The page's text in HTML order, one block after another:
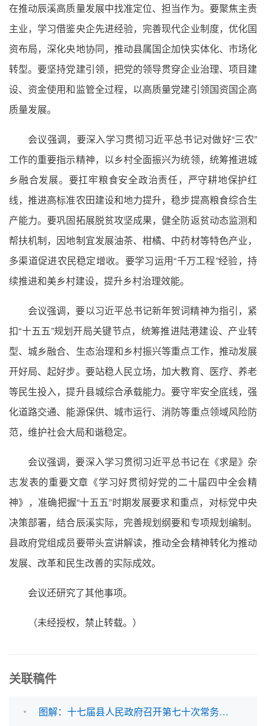
在推动辰溪高质量发展中找准定位、担当作为。要聚焦主责
主业，学习借鉴央企先进经验，完善现代企业制度，优化国
资布局，深化央地协同，推动县属国企加快实体化、市场化
转型。要坚持党建引领，把党的领导贯穿企业治理、项目建
设、资金使用和监管全过程，以高质量党建引领国资国企高
质量发展。
会议强调，要深入学习贯彻习近平总书记对做好“三农”
工作的重要指示精神，以乡村全面振兴为统领，统筹推进城
乡融合发展。要扛牢粮食安全政治责任，严守耕地保护红
线，推进高标准农田建设和地力提升，稳步提高粮食综合生
产能力。要巩固拓展脱贫攻坚成果，健全防返贫动态监测和
帮扶机制，因地制宜发展油茶、柑橘、中药材等特色产业，
多渠道促进农民稳定增收。要学习运用“千万工程”经验，持
续推进和美乡村建设，提升乡村治理效能。
会议强调，要以习近平总书记新年贺词精神为指引，紧
扣“十五五”规划开局关键节点，统筹推进陆港建设、产业转
型、城乡融合、生态治理和乡村振兴等重点工作，推动发展
开好局、起好步。要站稳人民立场，加大教育、医疗、养老
等民生投入，提升县城综合承载能力。要守牢安全底线，强
化道路交通、能源保供、城市运行、消防等重点领域风险防
范，维护社会大局和谐稳定。
会议强调，要深入学习贯彻习近平总书记在《求是》杂
志发表的重要文章《学习好贯彻好党的二十届四中全会精
神》，准确把握“十五五”时期发展要求和重点，对标党中央
决策部署，结合辰溪实际，完善规划纲要和专项规划编制。
县政府党组成员要带头宣讲解读，推动全会精神转化为推动
发展、改革和民生改善的实际成效。
会议还研究了其他事项。
（未经授权，禁止转载。）
关联稿件
图解：十七届县人民政府召开第七十次常务会议